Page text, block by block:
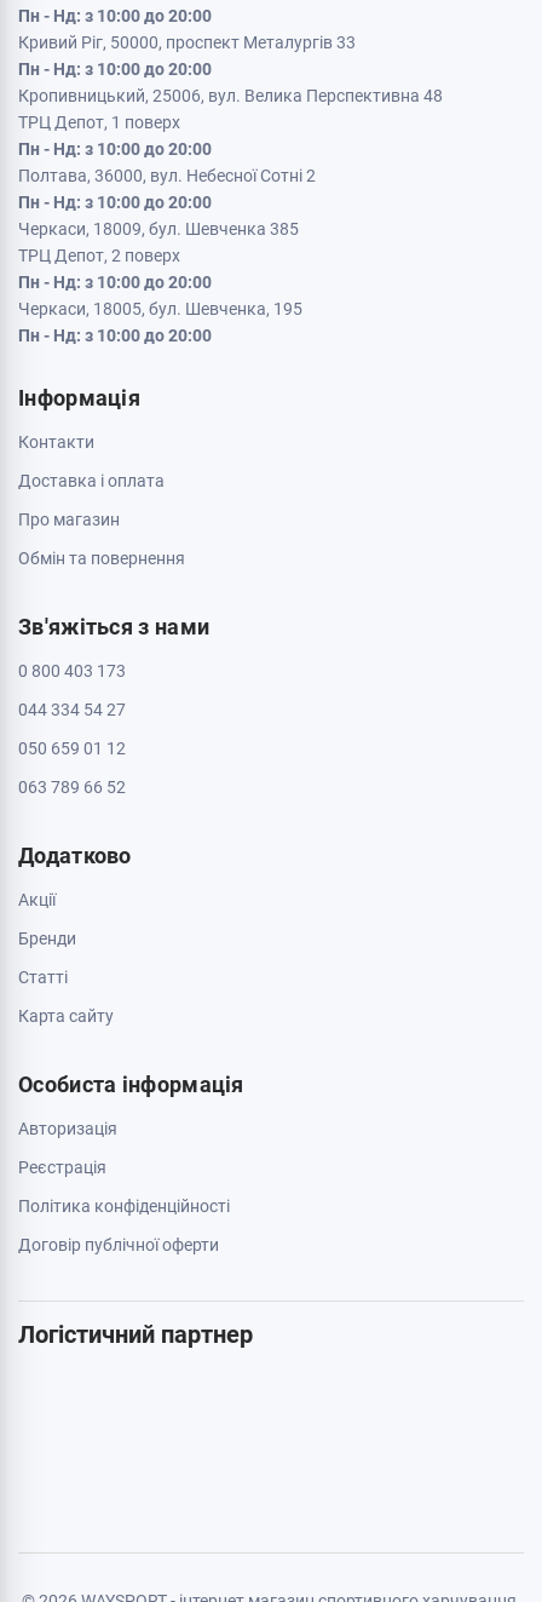
Кременчук, 39600, вул. Соборна 9/16
Пн - Нд: з 10:00 до 20:00
Кривий Ріг, 50000, проспект Металургів 33
Кропивницький, 25006, вул. Велика Перспективна 48
Полтава, 36000, вул. Небесної Сотні 2
Пн - Нд: з 10:00 до 20:00
ТРЦ Депот, 2 поверх
Черкаси, 18005, бул. Шевченка, 195
Інформація
Контакти
Доставка і оплата
Обмін та повернення
Зв'яжіться з нами
0 800 403 173
044 334 54 27
063 789 66 52
Додатково
Акції
Бренди
Карта сайту
Договір публічної оферти